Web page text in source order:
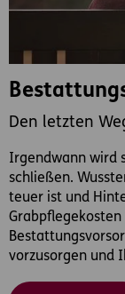
Den letzten
Irgendwann wird
schließen.
teuer ist und
vorzusorgen und